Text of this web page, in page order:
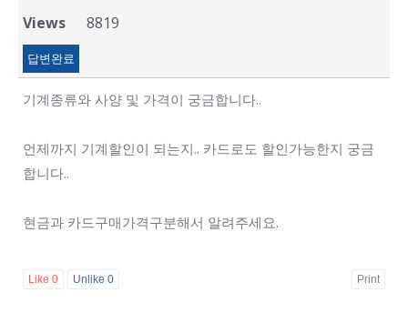
Views
8819
답변완료
기계종류와 사양 및 가격이 궁금합니다..
언제까지 기계할인이 되는지.. 카드로도 할인가능한지 궁금
합니다..
현금과 카드구매가격구분해서 알려주세요.
Like 0 Unlike 0 Print